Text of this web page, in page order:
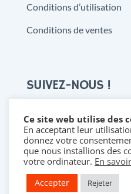
Conditions d’utilisation
Conditions de ventes
SUIVEZ-NOUS !

Copyright 2021 @
Ce site web utilise des
En acceptant leur
donnez votre
que nous installions des
votre ordinateur. En
Accepter Rejeter